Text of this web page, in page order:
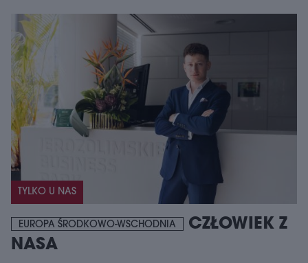
TYLKO U NAS
EUROPA ŚRODKOWO-WSCHODNIA
CZŁOWIEK Z
NASA